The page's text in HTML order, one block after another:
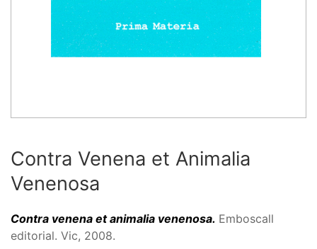
Contra Venena et Animalia
Venenosa
Contra venena et animalia venenosa. Emboscall
editorial. Vic, 2008.